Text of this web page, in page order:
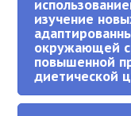
изучение
окружающей
повышенной
диетической